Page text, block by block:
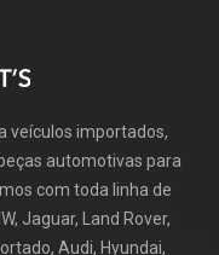
veículos importados,
automotivas para
com toda linha de
Jaguar, Land Rover,
Audi, Hyundai,